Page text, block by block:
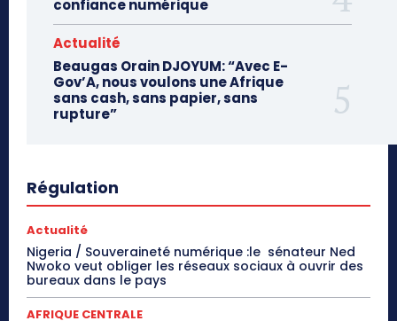
confiance numérique
Actualité
Beaugas Orain DJOYUM: “Avec E-
Gov’A, nous voulons une Afrique
sans cash, sans papier, sans
rupture”
Régulation
Actualité
Nigeria / Souveraineté numérique :le sénateur Ned
Nwoko veut obliger les réseaux sociaux à ouvrir des
bureaux dans le pays
AFRIQUE CENTRALE